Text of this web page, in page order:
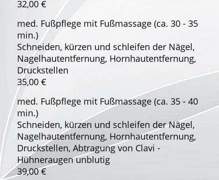
32,00 €
med. Fußpflege mit Fußmassage (ca. 30 - 35
min.)
Schneiden, kürzen und schleifen der Nägel,
Nagelhautentfernung, Hornhautentfernung,
Druckstellen
35,00 €
med. Fußpflege mit Fußmassage (ca. 35 - 40
min.)
Schneiden, kürzen und schleifen der Nägel,
Nagelhautentfernung, Hornhautentfernung,
Druckstellen, Abtragung von Clavi -
Hühneraugen unblutig
39,00 €